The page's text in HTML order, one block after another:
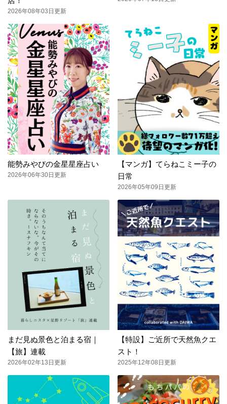
2026年08年03日更新
能勢みやびの金星星座占い
2026年06年30日更新
【マンガ】てらねこミー子の
日常
2026年05年09日更新
まだ見ぬ景色と泊まる宿｜
【旅】連載
2026年02年13日更新
【特設】ご近所で天然魚クエ
スト！
2025年12年08日更新